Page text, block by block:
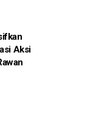
Aksi